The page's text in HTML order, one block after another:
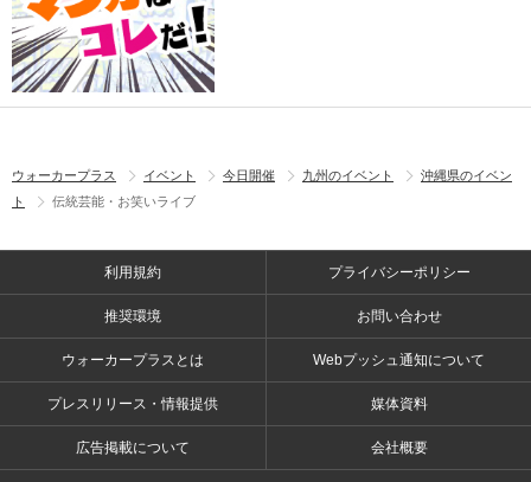
ウォーカープラス イベント 今日開催 九州のイベント
沖縄県のイベン
ト
伝統芸能・お笑いライブ
利用規約 プライバシーポリシー
推奨環境 お問い合わせ
ウォーカープラスとは Webプッシュ通知について
プレスリリース・情報提供 媒体資料
広告掲載について 会社概要